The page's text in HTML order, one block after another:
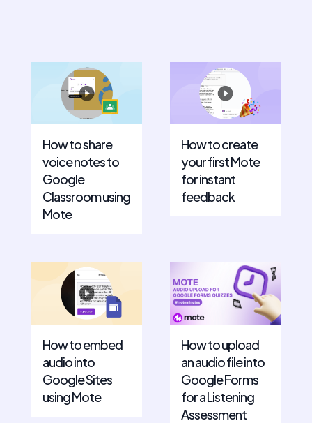
How to share
voice notes to
Google
Classroom using
Mote
How to create
your first Mote
for instant
feedback
How to embed
audio into
Google Sites
using Mote
How to upload
an audio file into
Google Forms
for a Listening
Assessment